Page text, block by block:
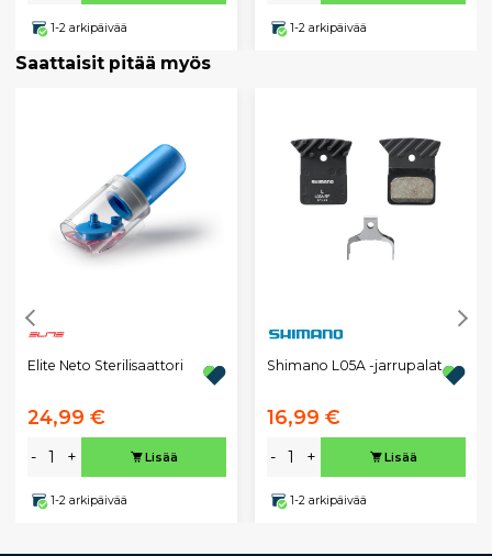
1-2 arkipäivää 1-2 arkipäivää
Saattaisit pitää myös
Elite Neto Sterilisaattori
24,99 €
- + Lisää
1-2 arkipäivää
Shimano L05A -jarrupalat
16,99 €
- + Lisää
1-2 arkipäivää